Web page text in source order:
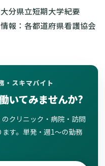
分県立短期大学紀要
報：各都道府県看護協会
・スキマバイト
いてみませんか?
クリニック・病院・訪問
す。単発・週1〜の勤務